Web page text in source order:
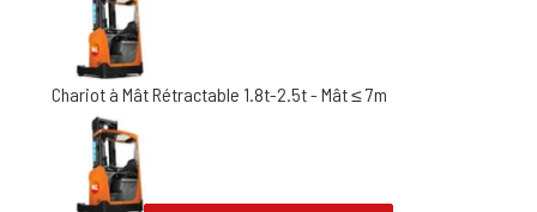
Chariot à Mât Rétractable 1.8t-2.5t - Mât ≤ 7m